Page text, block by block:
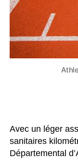
Avec un léger
sanitaires
Départemental